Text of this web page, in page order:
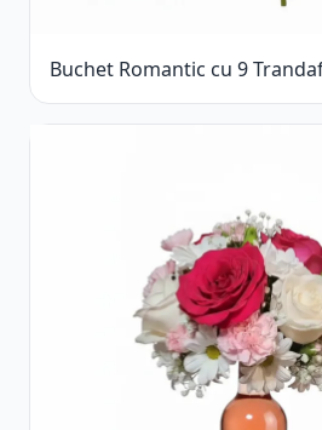
Buchet Romantic cu 9